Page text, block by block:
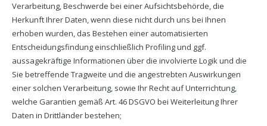
Verarbeitung, Beschwerde bei einer Aufsichtsbehörde, die
Herkunft Ihrer Daten, wenn diese nicht durch uns bei Ihnen
erhoben wurden, das Bestehen einer automatisierten
Entscheidungsfindung einschließlich Profiling und ggf.
aussagekräftige Informationen über die involvierte Logik und die
Sie betreffende Tragweite und die angestrebten Auswirkungen
einer solchen Verarbeitung, sowie Ihr Recht auf Unterrichtung,
welche Garantien gemäß Art. 46 DSGVO bei Weiterleitung Ihrer
Daten in Drittländer bestehen;